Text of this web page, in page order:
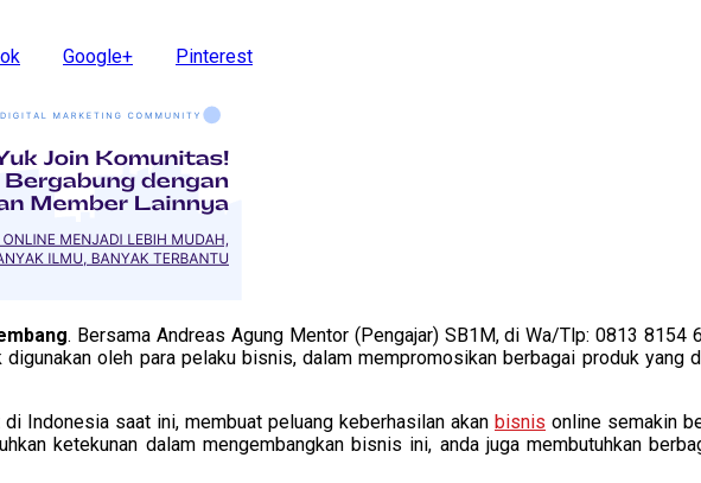
Google+ Pinterest
. Bersama Andreas Agung Mentor (Pengajar) SB1M, di Wa/Tlp: 0813 8154
oleh para pelaku bisnis, dalam mempromosikan berbagai produk yang
Indonesia saat ini, membuat peluang keberhasilan akan bisnis online semakin
ketekunan dalam mengembangkan bisnis ini, anda juga membutuhkan